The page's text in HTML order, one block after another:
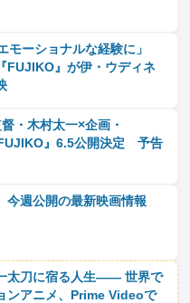
モーショナルな経験に」
FUJIKO』が伊・ウディネ
・木村太一×企画・
』6.5公開決定 予告
今週公開の最新映画情報
太刀に宿る人生―― 世界で
ンアニメ、Prime Videoで